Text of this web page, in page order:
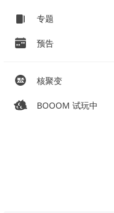
专题
预告
核聚变
BOOOM 试玩中